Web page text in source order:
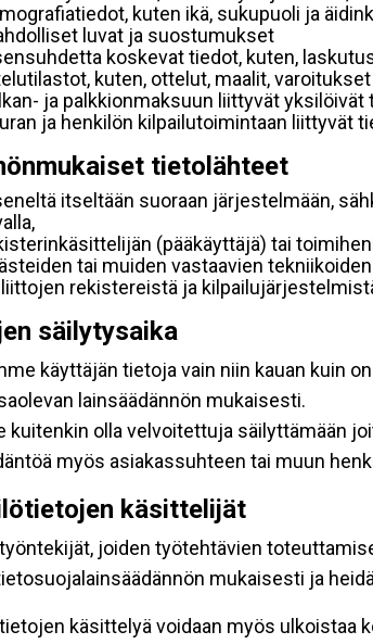
kuten ikä, sukupuoli ja
luvat ja suostumukset
koskevat tiedot, kuten,
kuten, ottelut, maalit,
ja palkkionmaksuun liittyvät
ja henkilön kilpailutoimintaan liittyvät
tietolähteet
itseltään suoraan järjestelmään,
(pääkäyttäjä) tai
tai muiden vastaavien
rekistereistä ja
säilytysaika
käyttäjän tietoja vain niin kauan kuin
lainsäädännön mukaisesti.
kuitenkin olla velvoitettuja säilyttämään
myös asiakassuhteen tai muun
käsittelijät
joiden työtehtävien
mukaisesti ja
käsittelyä voidaan myös ulkoistaa